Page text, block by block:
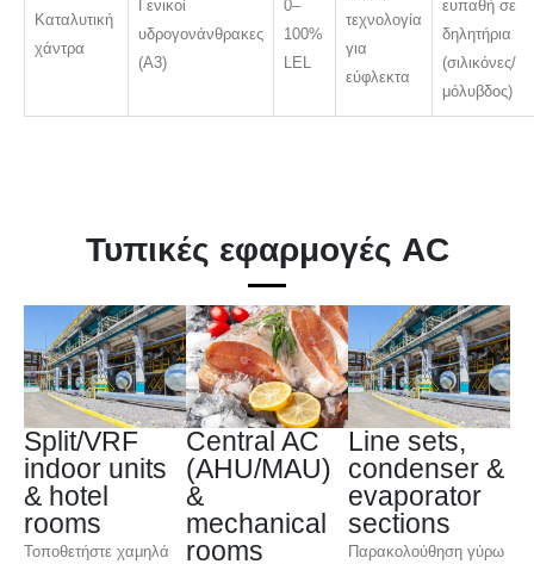
Καταλυτική
χάντρα
Γενικοί
υδρογονάνθρακες
(A3)
0–
100%
LEL
τεχνολογία
για
εύφλεκτα
ευπαθή σε
δηλητήρια
(σιλικόνες/
μόλυβδος)
Τυπικές εφαρμογές AC
Split/VRF
indoor units
& hotel
rooms
Τοποθετήστε χαμηλά
Central AC
(AHU/MAU)
&
mechanical
rooms
Line sets,
condenser &
evaporator
sections
Παρακολούθηση γύρω